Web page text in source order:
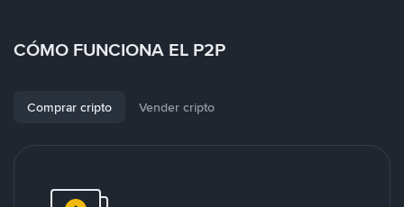
CÓMO FUNCIONA EL P2P
Comprar cripto Vender cripto